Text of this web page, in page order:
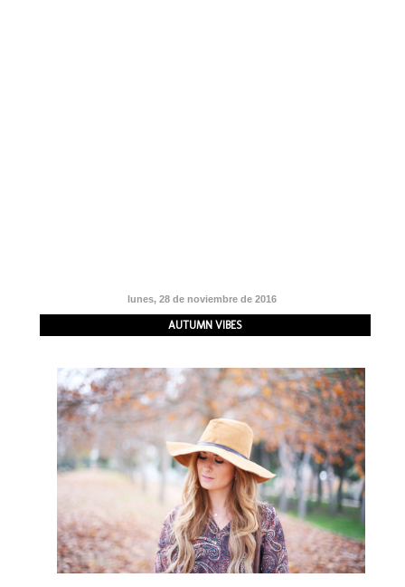
lunes, 28 de noviembre de 2016
AUTUMN VIBES